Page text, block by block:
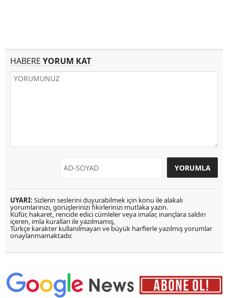
HABERE YORUM KAT
UYARI: Sizlerin seslerini duyurabilmek için konu ile alakalı
yorumlarınızı, görüşlerinizi fikirlerinizi mutlaka yazın.
Küfür, hakaret, rencide edici cümleler veya imalar, inançlara saldırı
içeren, imla kuralları ile yazılmamış,
Türkçe karakter kullanılmayan ve büyük harflerle yazılmış yorumlar
onaylanmamaktadır.